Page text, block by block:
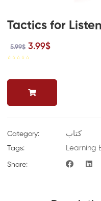
Tactics for
5.99$ 3.99$
☆
☆
☆
☆
☆
Category: کتاب
Tags: Learning
Share: